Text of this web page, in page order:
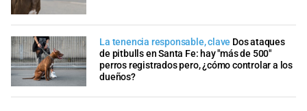
La tenencia responsable, clave Dos ataques
de pitbulls en Santa Fe: hay "más de 500"
perros registrados pero, ¿cómo controlar a los
dueños?